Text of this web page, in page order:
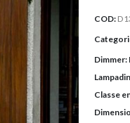
COD:
Dimmer:
Classe